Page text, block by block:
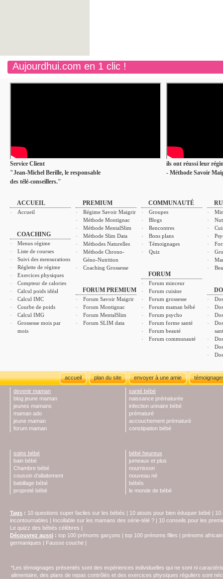
Aujourdhui.com en 1 clic !
Service Client
"Jean-Michel Berille, le responsable
des télé-conseillers."
ils ont réussi leur
- Méthode Savoir
ACCUEIL
Accueil
COACHING
Menus régime
Liste de courses
Suivi des mensurations
Réglette de régime
Exercices physiques
Compteur de calories
Calcul poids idéal
Calcul IMC
Courbe de poids
Calcul IMG
Grossesse mois par
mois
PREMIUM
Régime Savoir Maigrir
Méthode Montignac
Méthode MentalSlim
Méthode Slim Data
Méthodes Naturelles
Méthode Chrono-
Géno-Nutrition
Coaching Grossesse
FORUM PREMIUM
Forum Savoir Maigrir
Forum Montignac
Forum MentalSlim
Forum SLIM data
COMMUNAUTÉ
Groupes
Blogs
Rencontres
Bons plans
Témoignages
Quiz
FORUM
Forum minceur
Forum cuisine
Forum grossesse
Forum maman bébé
Forum psycho
Forum forme santé
Forum beauté
Forum communauté
accueil plan du site envoyer à une amie
devenir maman
blog jeune maman
jeunes mamans
maman ado
jeune maman
forum maman
santé bébé
naissance prématurée
infection urinaire bébé
prématuré
accouchement prématuré
constipation bébé
soins bébé
bain bébé
Chambre bébé
coussin d'allaitement
babillage bébé
propreté bébé
bébé heureux
jumeaux et plus
nourrisson
nouveau né
bébés
le monde de bébé
Tags : 10 questions super faciles sur les bébés | 10 atouts pour bien éduquer bébé | 10
incontournables | Incollable sur les mamans des série-télé ? | 10 conseils pour les
Le quizz des bébés célèbres |
Découvrez aussi : top 100 prénoms garçons | top 100 prénoms filles | prénoms
germaniques | Fausse couche |
*Les témoignages présentés sont des expériences individuelles qui ne sont ni
alimentaire, des plans de repas contrôlés et des exercices physiques réguliers sont